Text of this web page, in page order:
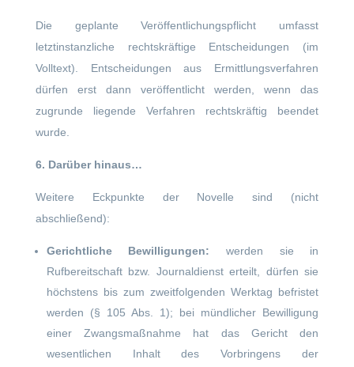
Die geplante Veröffentlichungspflicht umfasst
letztinstanzliche rechtskräftige Entscheidungen (im
Volltext). Entscheidungen aus Ermittlungsverfahren
dürfen erst dann veröffentlicht werden, wenn das
zugrunde liegende Verfahren rechtskräftig beendet
wurde.
6. Darüber hinaus…
Weitere Eckpunkte der Novelle sind (nicht
abschließend):
Gerichtliche Bewilligungen: werden sie in
Rufbereitschaft bzw. Journaldienst erteilt, dürfen sie
höchstens bis zum zweitfolgenden Werktag befristet
werden (§ 105 Abs. 1); bei mündlicher Bewilligung
einer Zwangsmaßnahme hat das Gericht den
wesentlichen Inhalt des Vorbringens der